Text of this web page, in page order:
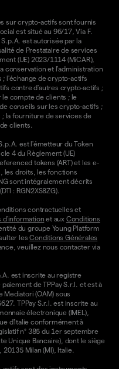
sur crypto-actifs sont fournis
est situé au 96/17, Via F.
est autorisée par la
de Prestataire de services
(UE) 2023/1114 (MiCAR),
conservation et l'administration
l'échange de crypto-actifs
contre d'autres crypto-actifs ;
compte de clients ; le
conseils sur les crypto-actifs ;
la fourniture de services de
clients.
est l'émetteur du Token
4 du Règlement (UE)
tokens (ART) et les e-
les droits, les fonctions
sont intégralement décrits
: RGN2XS8ZG).
contractuelles et
d'information et aux Conditions
du groupe Young Platform
lesConditions Générales
veuillez nous contacter via
est inscrite au registre
de TPPay S.r.l. et est à
(OAM) sous
TPPay S.r.l. est inscrite au
électronique (IMEL),
d'Italie conformément à
n° 385 du 1er septembre
Unique Bancaire), dont le siège
Milan (MI), Italie.